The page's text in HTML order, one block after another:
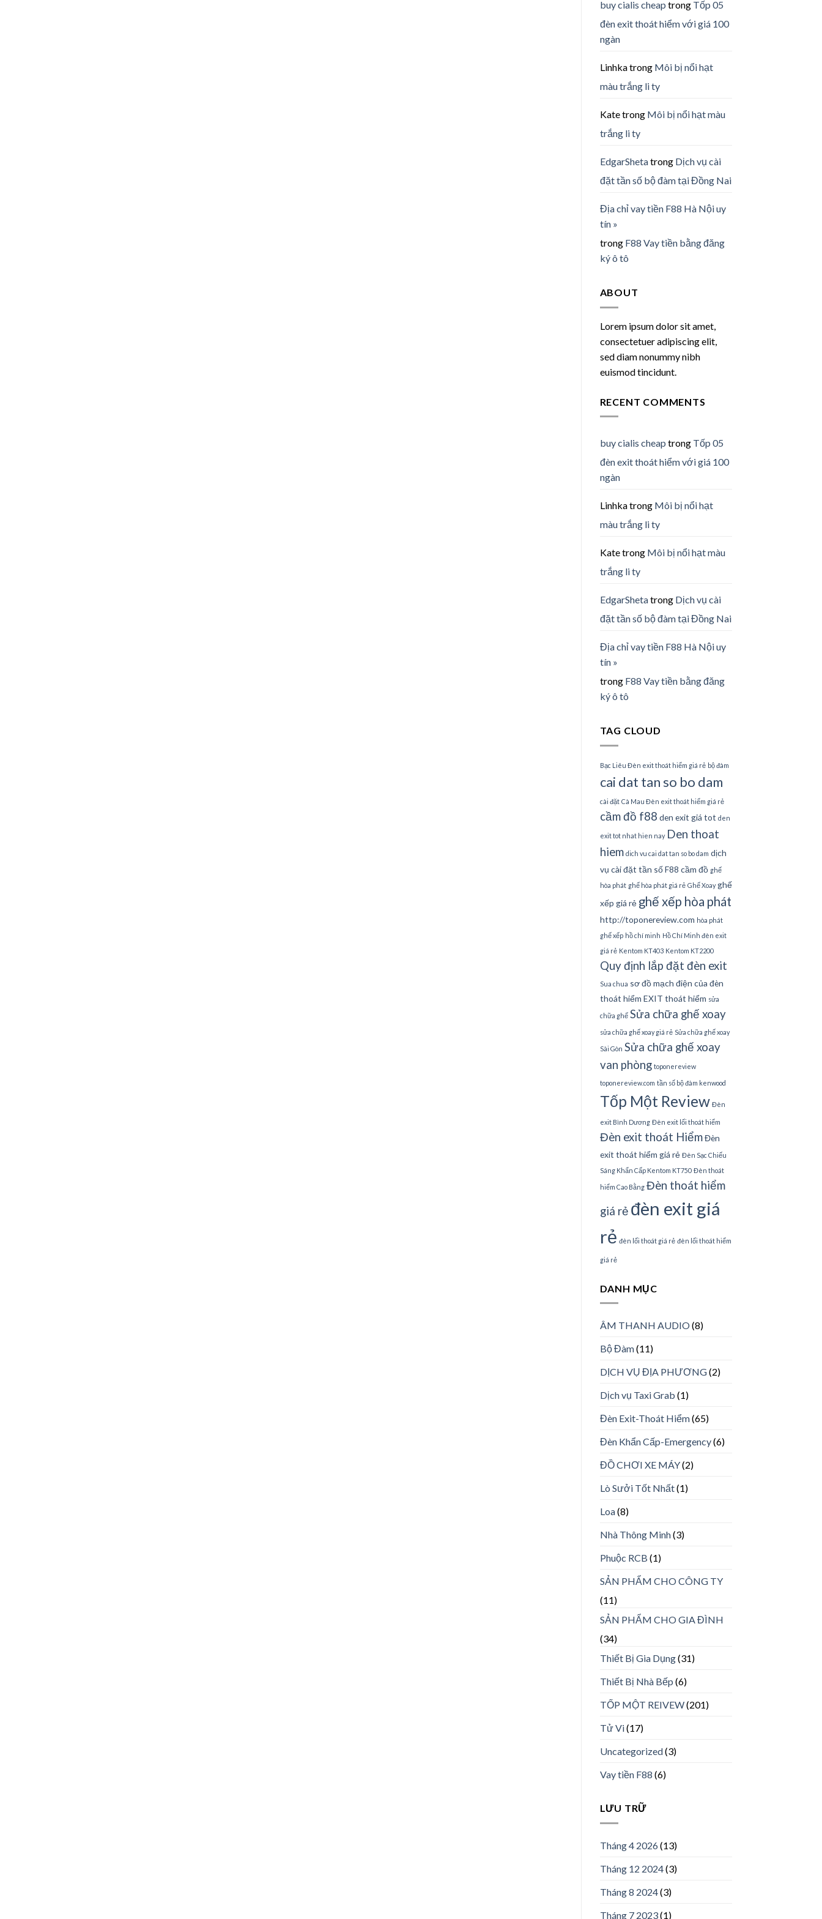
buy cialis cheap trong Tốp 05
đèn exit thoát hiểm với giá 100
ngàn
Linhkatrong Môi bị nổi hạt
màu trắng li ty
Katetrong Môi bị nổi hạt màu
trắng li ty
EdgarShetatrong Dịch vụ cài
đặt tần số bộ đàm tại Đồng Nai
Địa chỉ vay tiền F88 Hà Nội uy
tín »
trong F88 Vay tiền bằng đăng
ký ô tô
ABOUT
Lorem ipsum dolor sit amet,
consectetuer adipiscing elit,
sed diam nonummy nibh
euismod tincidunt.
RECENT COMMENTS
buy cialis cheap trong Tốp 05
đèn exit thoát hiểm với giá 100
ngàn
Linhkatrong Môi bị nổi hạt
màu trắng li ty
Katetrong Môi bị nổi hạt màu
trắng li ty
EdgarShetatrong Dịch vụ cài
đặt tần số bộ đàm tại Đồng Nai
Địa chỉ vay tiền F88 Hà Nội uy
tín »
trong F88 Vay tiền bằng đăng
ký ô tô
TAG CLOUD
Bạc Liêu Đèn exit thoát hiểm giá rẻ bộ đàm
cai dat tan so bo dam
cài đặt Cà Mau Đèn exit thoát hiểm giá rẻ
cầm đồ f88 den exit giá tot den
exit tot nhat hien nay Den thoat
hiem dich vu cai dat tan so bo dam dịch
vụ cài đặt tần số F88 cầm đồ ghế
hòa phát ghế hòa phát giá rẻ Ghế Xoay ghế
xếp giá rẻ ghế xếp hòa phát
http://toponereview.com hòa phát
ghế xếp hồ chí minh Hồ Chí Minh đèn exit
giá rẻ Kentom KT403 Kentom KT2200
Quy định lắp đặt đèn exit
Sua chua sơ đồ mạch điện của đèn
thoát hiểm EXIT thoát hiểm sửa
chữa ghế Sửa chữa ghế xoay
sửa chữa ghế xoay giá rẻ Sửa chữa ghế xoay
Sài Gòn Sửa chữa ghế xoay
van phòng toponereview
toponereview.com tần số bộ đàm kenwood
Tốp Một Review Đèn
exit Bình Dương Đèn exit lối thoát hiểm
Đèn exit thoát Hiểm Đèn
exit thoát hiểm giá rẻ Đèn Sạc Chiếu
Sáng Khẩn Cấp Kentom KT750 Đèn thoát
hiểm Cao Bằng Đèn thoát hiểm
giá rẻ đèn exit giá
rẻ đèn lối thoát giá rẻ đèn lối thoát hiểm
giá rẻ
DANH MỤC
ÂM THANH AUDIO(8)
Bộ Đàm(11)
DỊCH VỤ ĐỊA PHƯƠNG(2)
Dịch vụ Taxi Grab (1)
Đèn Exit-Thoát Hiểm(65)
Đèn Khẩn Cấp-Emergency(6)
ĐỒ CHƠI XE MÁY(2)
Lò Sưởi Tốt Nhất(1)
Loa(8)
Nhà Thông Minh(3)
Phuộc RCB (1)
SẢN PHẨM CHO CÔNG TY
(11)
SẢN PHẨM CHO GIA ĐÌNH
(34)
Thiết Bị Gia Dụng(31)
Thiết Bị Nhà Bếp (6)
TỐP MỘT REIVEW(201)
Tử Vi(17)
Uncategorized(3)
Vay tiền F88 (6)
LƯU TRỮ
Tháng 4 2026(13)
Tháng 12 2024(3)
Tháng 8 2024(3)
Tháng 7 2023(1)